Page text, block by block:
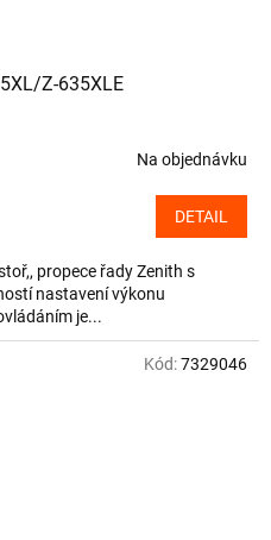
Z-635XLE
Na objednávku
DETAIL
propece řady Zenith s
nastavení výkonu
je...
Kód:7329046